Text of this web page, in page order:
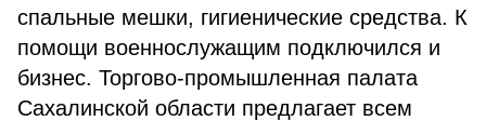
спальные мешки, гигиенические средства. К
помощи военнослужащим подключился и
бизнес. Торгово-промышленная палата
Сахалинской области предлагает всем